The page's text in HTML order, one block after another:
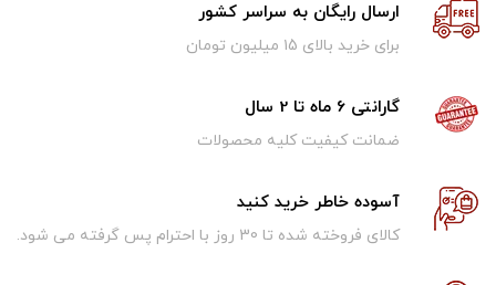
ارسال رایگان به سراسر کشور
برای خرید بالای ۱5 میلیون تومان
گارانتی 6 ماه تا 2 سال
ضمانت کیفیت کلیه محصولات
آسوده خاطر خرید کنید
کالای فروخته شده تا 30 روز با احترام پس گرفته می شود.